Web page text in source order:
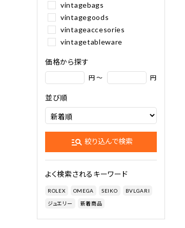
vintagebags
vintagegoods
vintageaccesories
vintagetableware
価格から探す
円 ～ 円
並び順
manage_search 絞り込んで検索
よく検索されるキーワード
ROLEX OMEGA SEIKO BVLGARI
ジュエリー 新着商品